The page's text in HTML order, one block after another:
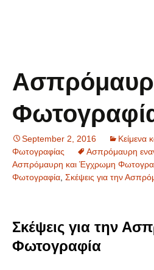
September 2, 2016 Κείμενα
Φωτογραφίας
Ασπρόμαυρη
Ασπρόμαυρη και Έγχρωμη
Φωτογραφία Σκέψεις για την
Σκέψεις για την
Φωτογραφία